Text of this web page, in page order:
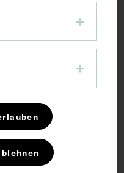
Medizinische